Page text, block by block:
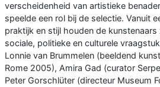
verscheidenheid van artistieke
speelde een rol bij de selectie. Vanuit
praktijk en stijl houden de
sociale, politieke en culturele
Lonnie van Brummelen (beeldend
Rome 2005), Amira Gad (curator
Peter Gorschlüter (directeur Museum